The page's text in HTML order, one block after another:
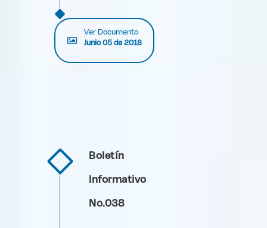
Ver Documento
Junio 05 de 2018
Boletín
Informativo
No.038